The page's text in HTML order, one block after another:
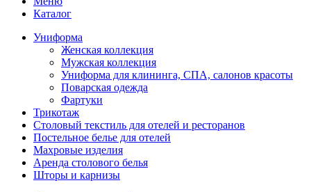
Каталог
Униформа
Женская коллекция
Мужская коллекция
Униформа для клининга, СПА, салонов красоты
Поварская одежда
Фартуки
Трикотаж
Столовый текстиль для отелей и ресторанов
Постельное белье для отелей
Махровые изделия
Аренда столового белья
Шторы и карнизы